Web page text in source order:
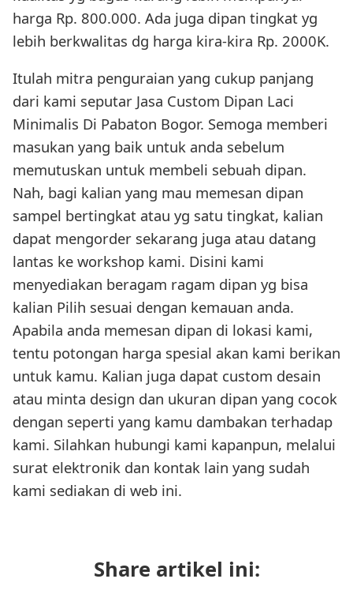
harga Rp. 800.000. Ada juga dipan tingkat yg
lebih berkwalitas dg harga kira-kira Rp. 2000K.
Itulah mitra penguraian yang cukup panjang
dari kami seputar Jasa Custom Dipan Laci
Minimalis Di Pabaton Bogor. Semoga memberi
masukan yang baik untuk anda sebelum
memutuskan untuk membeli sebuah dipan.
Nah, bagi kalian yang mau memesan dipan
sampel bertingkat atau yg satu tingkat, kalian
dapat mengorder sekarang juga atau datang
lantas ke workshop kami. Disini kami
menyediakan beragam ragam dipan yg bisa
kalian Pilih sesuai dengan kemauan anda.
Apabila anda memesan dipan di lokasi kami,
tentu potongan harga spesial akan kami berikan
untuk kamu. Kalian juga dapat custom desain
atau minta design dan ukuran dipan yang cocok
dengan seperti yang kamu dambakan terhadap
kami. Silahkan hubungi kami kapanpun, melalui
surat elektronik dan kontak lain yang sudah
kami sediakan di web ini.
Share artikel ini: